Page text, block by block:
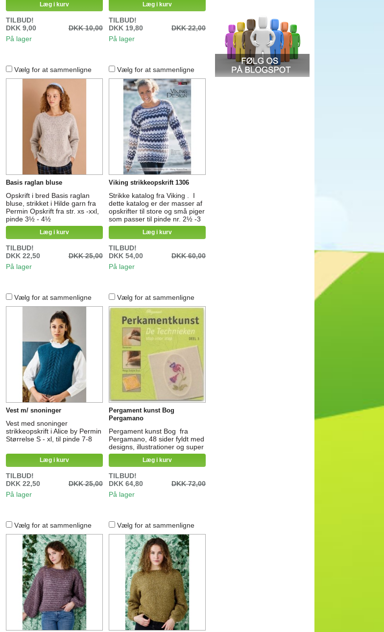
Læg i kurv
TILBUD!
DKK 9,00
DKK 10,00
På lager
Læg i kurv
TILBUD!
DKK 19,80
DKK 22,00
På lager
Vælg for at sammenligne
Basis raglan bluse
Opskrift i bred Basis raglan
bluse, strikket i Hilde garn fra
Permin Opskrift fra str. xs -xxl,
pinde 3½ - 4½
Læg i kurv
TILBUD!
DKK 22,50
DKK 25,00
På lager
Vælg for at sammenligne
Viking strikkeopskrift 1306
Strikke katalog fra Viking . I
dette katalog er der masser af
opskrifter til store og små piger
som passer til pinde nr. 2½ -3
BikingNordlys Viking Alpaca
Fine Viking Baby ull
Læg i kurv
TILBUD!
DKK 54,00
DKK 60,00
På lager
Vælg for at sammenligne
Vest m/ snoninger
Vest med snoninger
strikkeopskrift i Alice by Permin
Størrelse S - xl, til pinde 7-8
Læg i kurv
TILBUD!
DKK 22,50
DKK 25,00
På lager
Vælg for at sammenligne
Pergament kunst Bog
Pergamano
Pergament kunst Bog fra
Pergamano, 48 sider fyldt med
designs, illustrationer og super
gode farve billeder OBS;
bogens tekst er på Hollandsk
Læg i kurv
TILBUD!
DKK 64,80
DKK 72,00
På lager
Vælg for at sammenligne Vælg for at sammenligne